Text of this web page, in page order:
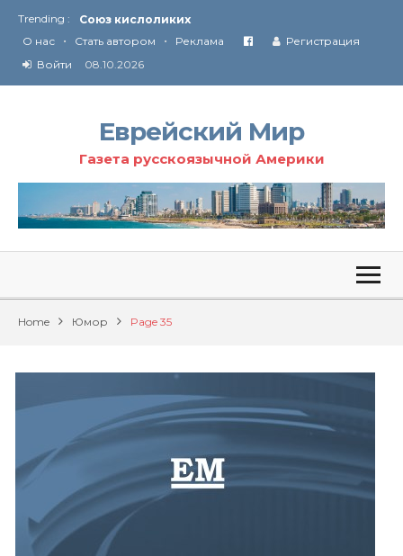
Trending :
Союз кислоликих
Соглашение США с Ираном
Технология Революции в Иране
О нас • Стать автором • Реклама
Регистрация
Войти
08.10.2026
Еврейский Мир
Газета русскоязычной Америки
Home Юмор Page 35